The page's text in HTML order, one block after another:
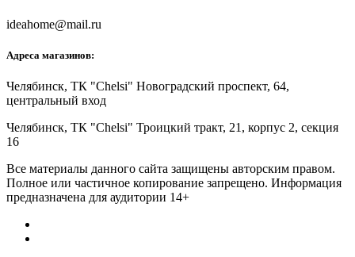
ideahome@mail.ru
Адреса магазинов:
Челябинск, ТК "Chelsi" Новоградский проспект, 64,
центральный вход
Челябинск, ТК "Chelsi" Троицкий тракт, 21, корпус 2, секция
16
Все материалы данного сайта защищены авторским правом.
Полное или частичное копирование запрещено. Информация
предназначена для аудитории 14+